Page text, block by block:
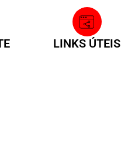
LINKS ÚTEIS